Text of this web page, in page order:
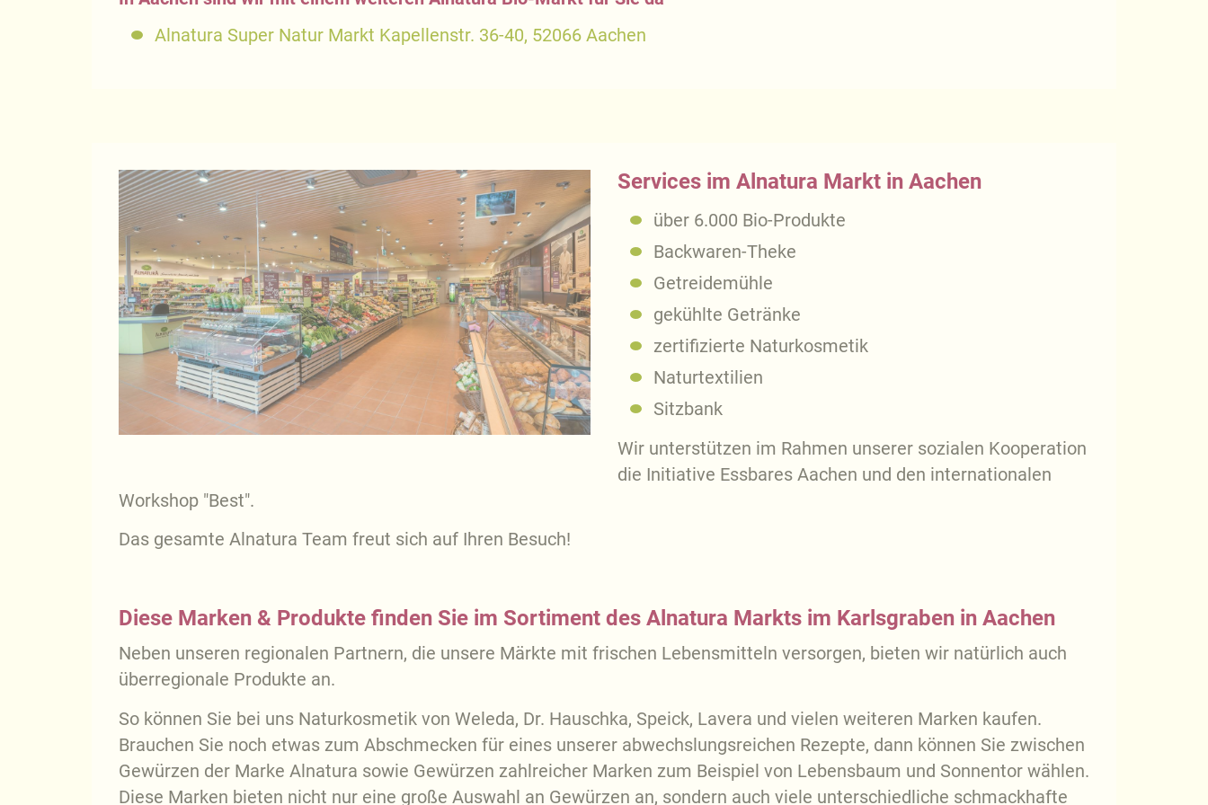
Alnatura Super Natur Markt Kapellenstr. 36-40, 52066 Aachen
Services im Alnatura Markt in Aachen
über 6.000 Bio-Produkte
Backwaren-Theke
Getreidemühle
gekühlte Getränke
zertifizierte Naturkosmetik
Naturtextilien
Sitzbank
Wir unterstützen im Rahmen unserer sozialen Kooperation
die Initiative Essbares Aachen und den internationalen
Workshop "Best".
Das gesamte Alnatura Team freut sich auf Ihren Besuch!
Diese Marken & Produkte finden Sie im Sortiment des Alnatura Markts im Karlsgraben in Aachen
Neben unseren regionalen Partnern, die unsere Märkte mit frischen Lebensmitteln versorgen, bieten wir natürlich auch
überregionale Produkte an.
So können Sie bei uns Naturkosmetik von Weleda, Dr. Hauschka, Speick, Lavera und vielen weiteren Marken kaufen.
Brauchen Sie noch etwas zum Abschmecken für eines unserer abwechslungsreichen Rezepte, dann können Sie zwischen
Gewürzen der Marke Alnatura sowie Gewürzen zahlreicher Marken zum Beispiel von Lebensbaum und Sonnentor wählen.
Diese Marken bieten nicht nur eine große Auswahl an Gewürzen an, sondern auch viele unterschiedliche schmackhafte